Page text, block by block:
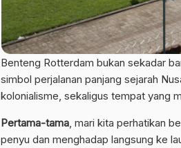
Benteng Rotterdam bukan sekadar
simbol perjalanan panjang sejarah
kolonialisme, sekaligus tempat yang
Pertama-tama , mari kita perhatikan
penyu dan menghadap langsung ke